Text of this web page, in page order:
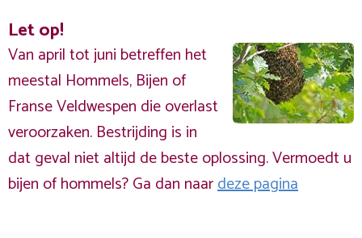
Let op!
Van april tot juni betreffen het
meestal Hommels, Bijen of
Franse Veldwespen die overlast
veroorzaken. Bestrijding is in
dat geval niet altijd de beste oplossing. Vermoedt u
bijen of hommels? Ga dan naardeze pagina